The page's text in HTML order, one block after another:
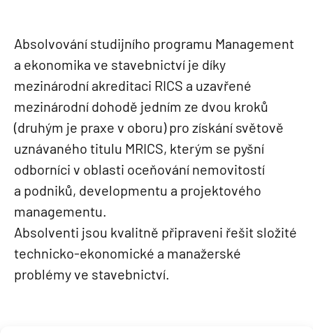
Absolvování studijního programu Management
a ekonomika ve stavebnictví je díky
mezinárodní akreditaci RICS a uzavřené
mezinárodní dohodě jedním ze dvou kroků
(druhým je praxe v oboru) pro získání světově
uznávaného titulu MRICS, kterým se pyšní
odborníci v oblasti oceňování nemovitostí
a podniků, developmentu a projektového
managementu.
Absolventi jsou kvalitně připraveni řešit složité
technicko-ekonomické a manažerské
problémy ve stavebnictví.